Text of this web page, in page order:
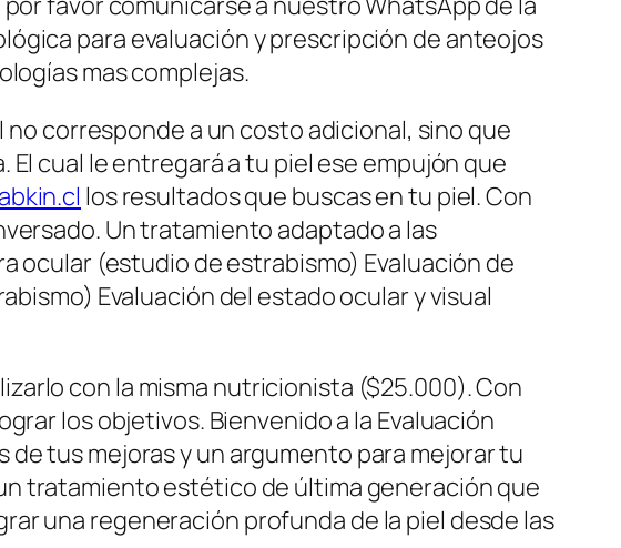
para evaluación y prescripción de anteojos
mas complejas.
corresponde a un costo adicional, sino que
cual le entregará a tu piel ese empujón que
los resultados que buscas en tu piel. Con
Un tratamiento adaptado a las
ocular (estudio de estrabismo) Evaluación de
Evaluación del estado ocular y visual
con la misma nutricionista ($25.000). Con
los objetivos. Bienvenido a la Evaluación
tus mejoras y un argumento para mejorar tu
tratamiento estético de última generación que
una regeneración profunda de la piel desde las